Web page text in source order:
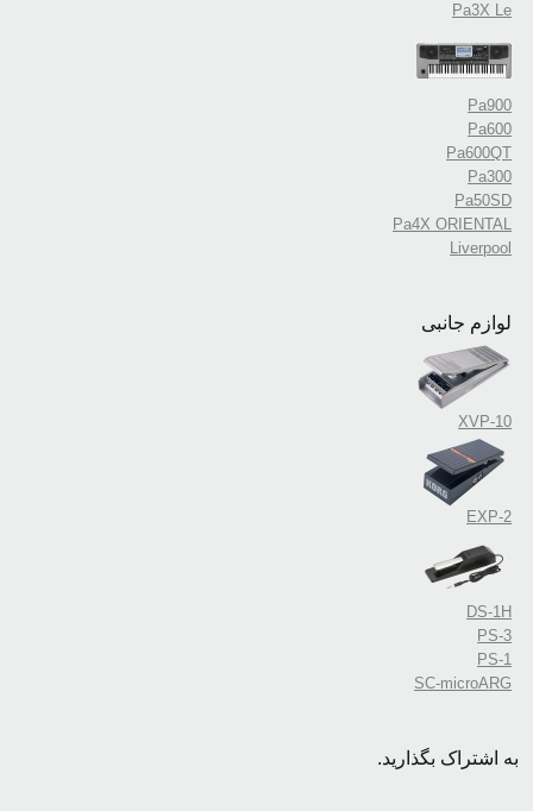
Pa3X Le
Pa900
Pa600
Pa600QT
Pa300
Pa50SD
Pa4X ORIENTAL
Liverpool
لوازم جانبی
XVP-10
EXP-2
DS-1H
PS-3
PS-1
SC-microARG
به اشتراک بگذارید.